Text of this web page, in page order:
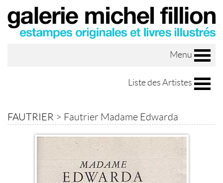
Menu
Liste des Artistes
FAUTRIER > Fautrier Madame Edwarda